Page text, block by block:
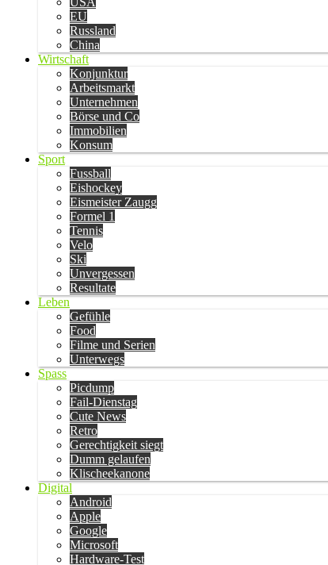
EU
Russland
China
Wirtschaft
Konjunktur
Arbeitsmarkt
Unternehmen
Börse und Co
Immobilien
Konsum
Sport
Fussball
Eishockey
Eismeister Zaugg
Formel 1
Tennis
Velo
Ski
Unvergessen
Resultate
Leben
Gefühle
Food
Filme und Serien
Unterwegs
Spass
Picdump
Fail-Dienstag
Cute News
Retro
Gerechtigkeit siegt
Dumm gelaufen
Klischeekanone
Digital
Android
Apple
Google
Microsoft
Hardware-Test